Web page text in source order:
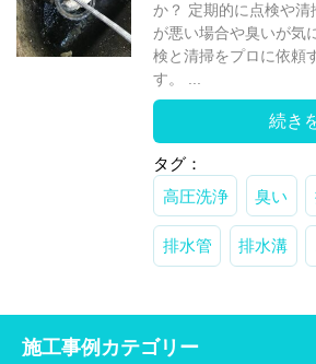
か？ 定期的に点検や
が悪い場合や臭いが気
検と清掃をプロに依頼
す。 ...
続き
タグ：
高圧洗浄
臭い
排水管 排水溝
施工事例カテゴリー